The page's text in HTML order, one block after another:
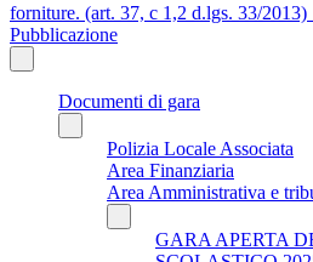
forniture. (art. 37, c 1,2 d.lgs. 33/2013)
Pubblicazione
Documenti di gara
Polizia Locale Associata
Area Finanziaria
Area Amministrativa e
GARA APERTA